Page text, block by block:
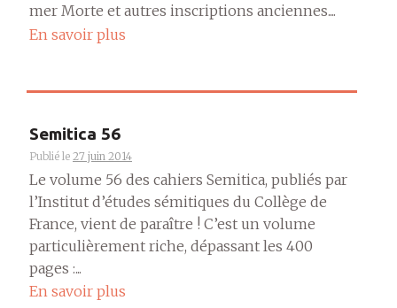
mer Morte et autres inscriptions anciennes....
En savoir plus
Semitica 56
Publié le 27 juin 2014
Le volume 56 des cahiers Semitica, publiés par
l’Institut d’études sémitiques du Collège de
France, vient de paraître ! C’est un volume
particulièrement riche, dépassant les 400
pages :...
En savoir plus